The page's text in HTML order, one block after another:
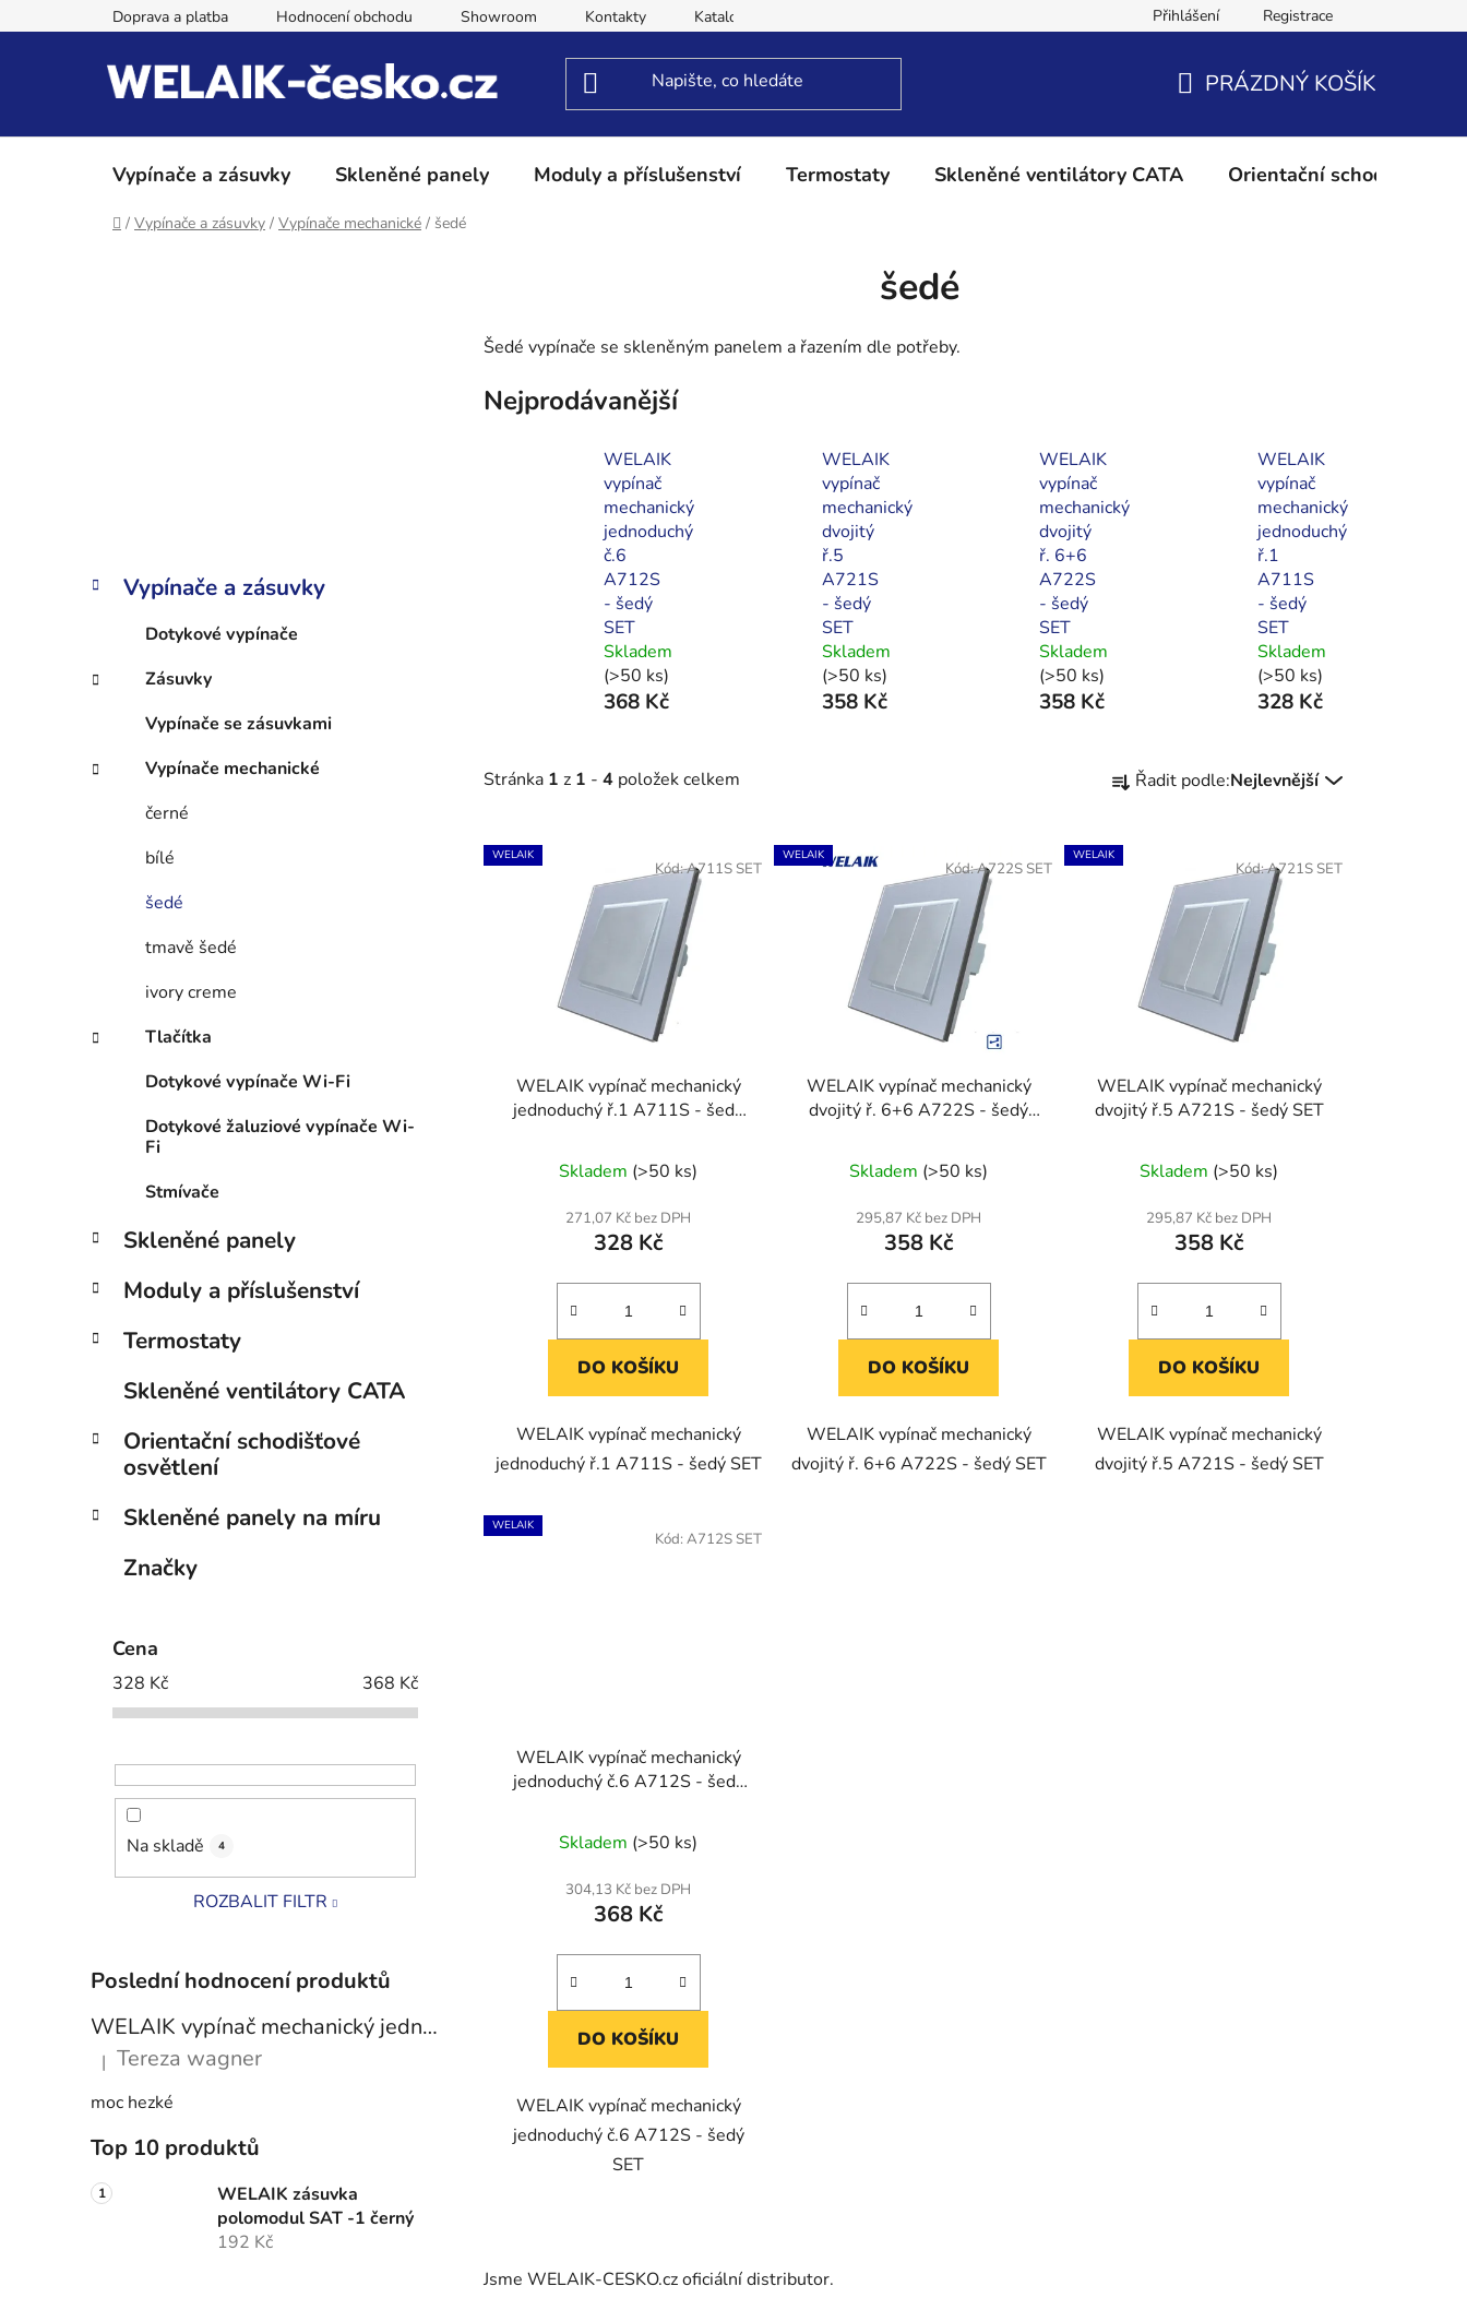
na
Doprava a platba Hodnocení obchodu Showroom Kontakty Katalog Podmínky ochrany osobních údajů Reklamační řád
Přihlášení Registrace
KOŠÍK
PRÁZDNÝ KOŠÍK
Vypínače a zásuvky Skleněné panely Moduly a příslušenství Termostaty Skleněné ventilátory CATA Orientační schodišťové
Domů
/ Vypínače a zásuvky / Vypínače mechanické / šedé
n
e
Přeskočit
kategorie
K
a
g
o
e
Vypínače a zásuvky
Dotykové vypínače
Zásuvky
Vypínače se zásuvkami
Vypínače mechanické
černé
bílé
šedé
tmavě šedé
ivory creme
Tlačítka
Dotykové vypínače Wi-Fi
Dotykové žaluziové vypínače Wi-
Fi
Stmívače
Skleněné panely
Moduly a příslušenství
Termostaty
Skleněné ventilátory CATA
Orientační schodišťové
osvětlení
Skleněné panely na míru
Značky
Cena
328 Kč 368 Kč
Na skladě 4
ROZBALIT FILTR
Poslední hodnocení produktů
WELAIK vypínač mechanický jednoduchý č.6 A712W - bílý
Hodnocení produktu je 5 z 5 hvězdiček.
| Tereza wagner
moc hezké
Top 10 produktů
WELAIK zásuvka
polomodul SAT -1 černý
192 Kč
šedé
Šedé vypínače se skleněným panelem a řazením dle potřeby.
Nejprodávanější
WELAIK
vypínač
mechanický
jednoduchý
č.6
A712S
- šedý
SET
Skladem
(>50 ks)
368 Kč
WELAIK
vypínač
mechanický
dvojitý
ř.5
A721S
- šedý
SET
Skladem
(>50 ks)
358 Kč
WELAIK
vypínač
mechanický
dvojitý
ř. 6+6
A722S
- šedý
SET
Skladem
(>50 ks)
358 Kč
WELAIK
vypínač
mechanický
jednoduchý
ř.1
A711S
- šedý
SET
Skladem
(>50 ks)
328 Kč
Stránka 1 z 1 - 4 položek celkem
a
e
n
k
t
Řadit podle:Nejlevnější
V
ý
WELAIK
WELAIK vypínač mechanický
jednoduchý ř.1 A711S - šedý
Skladem (>50 ks)
271,07 Kč bez DPH
328 Kč
DO KOŠÍKU
WELAIK vypínač mechanický
jednoduchý ř.1 A711S - šedý SET
Kód:A711S SET
WELAIK
WELAIK vypínač mechanický
dvojitý ř. 6+6 A722S - šedý
Skladem (>50 ks)
295,87 Kč bez DPH
358 Kč
DO KOŠÍKU
WELAIK vypínač mechanický
dvojitý ř. 6+6 A722S - šedý SET
Kód:A722S SET
WELAIK
WELAIK vypínač mechanický
dvojitý ř.5 A721S - šedý SET
Skladem (>50 ks)
295,87 Kč bez DPH
358 Kč
DO KOŠÍKU
WELAIK vypínač mechanický
dvojitý ř.5 A721S - šedý SET
Kód:A721S SET
WELAIK
WELAIK vypínač mechanický
jednoduchý č.6 A712S - šedý
Skladem (>50 ks)
304,13 Kč bez DPH
368 Kč
DO KOŠÍKU
WELAIK vypínač mechanický
jednoduchý č.6 A712S - šedý
SET
Kód: A712S SET
Jsme WELAIK-CESKO.cz oficiální distributor.